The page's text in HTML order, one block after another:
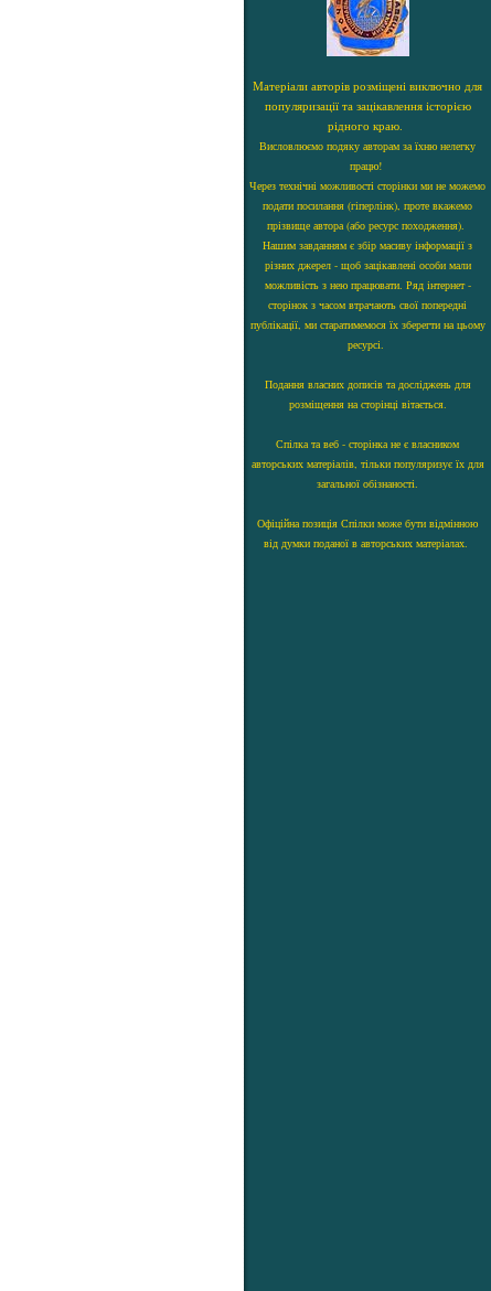
Матеріали авторів розміщені виключно для
популяризації та зацікавлення історією
рідного краю.
Висловлюємо подяку авторам за їхню нелегку
працю!
Через технічні можливості сторінки ми не можемо
подати посилання (гіперлінк), проте вкажемо
прізвище автора (або ресурс походження).
Нашим завданням є збір масиву інформації з
різних джерел - щоб зацікавлені особи мали
можливість з нею працювати. Ряд інтернет -
сторінок з часом втрачають свої попередні
публікації, ми старатимемося їх зберегти на цьому
ресурсі.
Подання власних дописів та досліджень для
розміщення на сторінці вітається.
Спілка та веб - сторінка не є власником
авторських матеріалів, тільки популяризує їх для
загальної обізнаності.
Офіційна позиція Спілки може бути відмінною
від думки поданої в авторських матеріалах.